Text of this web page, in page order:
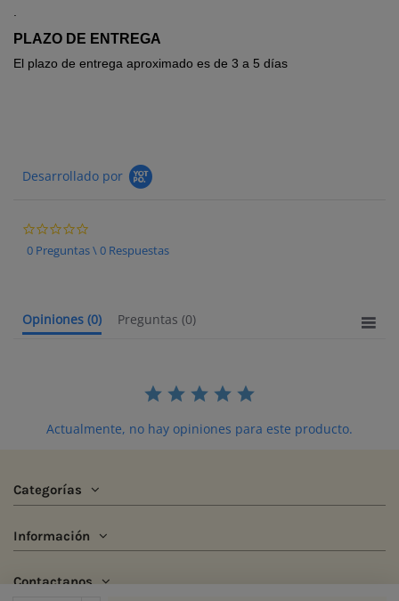
PLAZO DE ENTREGA
El plazo de entrega aproximado es de 3 a 5 días
Desarrollado por
0 Preguntas \ 0 Respuestas
Opiniones (0) Preguntas (0)
Actualmente, no hay opiniones para este producto.
Categorías
Información
Contactanos